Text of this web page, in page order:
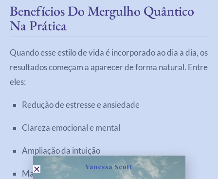
Benefícios Do Mergulho Quântico
Na Prática
Quando esse estilo de vida é incorporado ao dia a dia, os
resultados começam a aparecer de forma natural. Entre
eles:
Redução de estresse e ansiedade
Clareza emocional e mental
Ampliação da intuição
Mais confiança nas próprias escolhas